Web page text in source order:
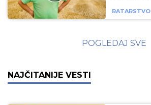
RATARSTVO
POGLEDAJ SVE
NAJČITANIJE VESTI